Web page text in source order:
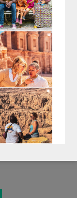
sauf qu’ils ne
est un Parisien
de l’Égypte
Mais, dès
enfants
de la main.
leurs forces
hors du temps
Morok !”